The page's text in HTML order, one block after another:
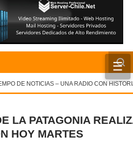
☰
✕
DE NOTICIAS – UNA RADIO CON
LA PATAGONIA
HOY MARTES